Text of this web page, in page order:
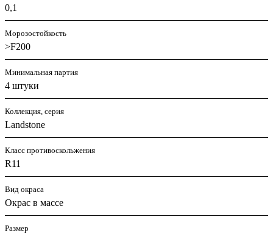
0,1
Морозостойкость
>F200
Минимальная партия
4 штуки
Коллекция, серия
Landstone
Класс противоскольжения
R11
Вид окраса
Окрас в массе
Размер